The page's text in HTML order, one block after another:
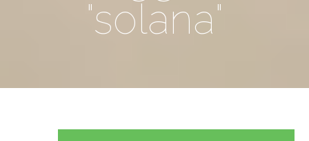
"solana"